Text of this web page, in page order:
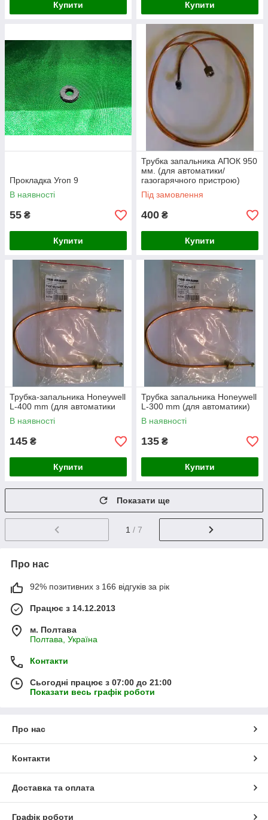
Купити Купити
Прокладка Угоп 9
В наявності
55 ₴
Купити
Трубка запальника АПОК 950
мм. (для автоматики/
газогарячного пристрою)
Під замовлення
400 ₴
Купити
Трубка-запальника Honeywell
L-400 mm (для автоматики
В наявності
145 ₴
Купити
Трубка запальника Honeywell
L-300 mm (для автоматики)
В наявності
135 ₴
Купити
Показати ще
1 / 7
Про нас
92% позитивних з 166 відгуків за рік
Працює з 14.12.2013
м. Полтава
Полтава, Україна
Контакти
Сьогодні працює з 07:00 до 21:00
Показати весь графік роботи
Про нас
Контакти
Доставка та оплата
Графік роботи